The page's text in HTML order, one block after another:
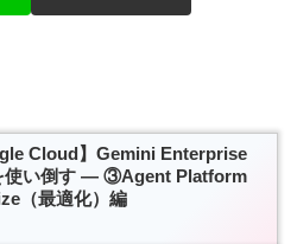
Cloud】Gemini Enterprise
使い倒す — ③Agent Platform
（最適化）編